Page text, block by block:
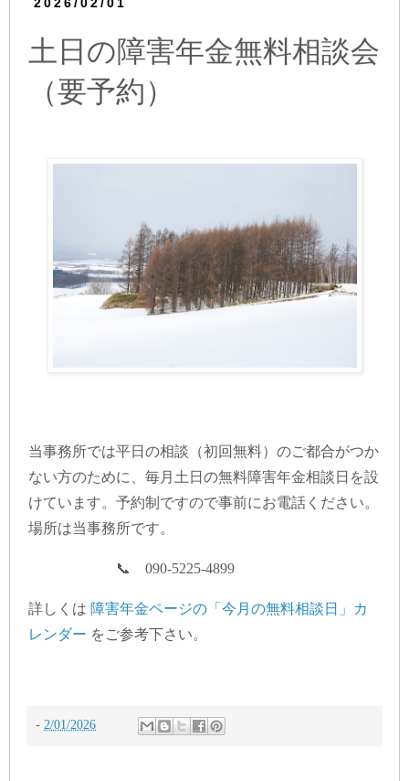
土日の障害年金無料相談会
（要予約）
当事務所では平日の相談（初回無料）のご都合がつか
ない方のために、毎月土日の無料障害年金相談日を設
けています。予約制ですので事前にお電話ください。
場所は当事務所です。
📞 090-5225-4899
詳しくは 障害年金ページの「今月の無料相談日」カ
レンダー をご参考下さい。
- 2/01/2026